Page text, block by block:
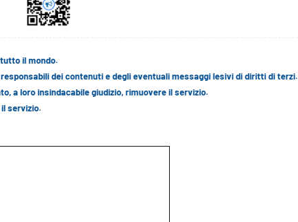
il mondo.
dei contenuti e degli eventuali messaggi lesivi di diritti di terzi.
a loro insindacabile giudizio, rimuovere il servizio.
servizio.